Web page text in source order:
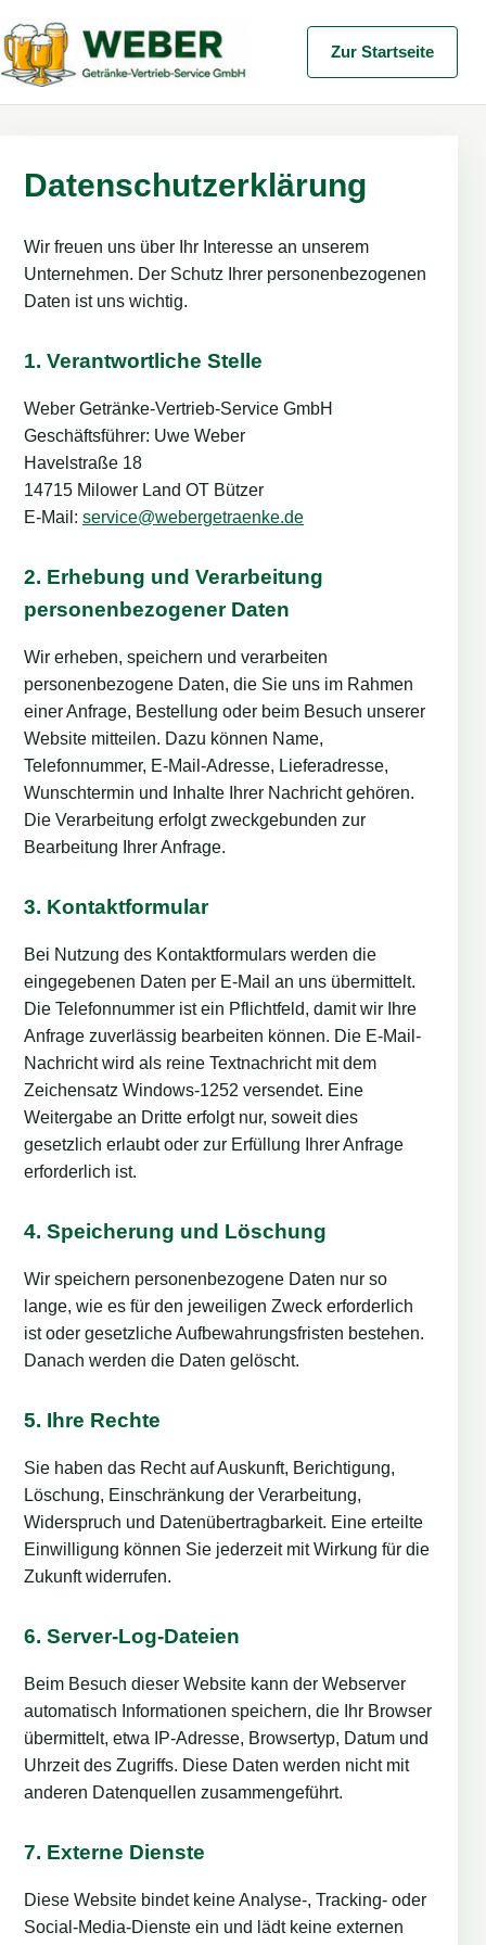
Zur Startseite
Datenschutzerklärung
Wir freuen uns über Ihr Interesse an unserem
Unternehmen. Der Schutz Ihrer personenbezogenen
Daten ist uns wichtig.
1. Verantwortliche Stelle
Weber Getränke-Vertrieb-Service GmbH
Geschäftsführer: Uwe Weber
Havelstraße 18
14715 Milower Land OT Bützer
E-Mail: service@webergetraenke.de
2. Erhebung und Verarbeitung
personenbezogener Daten
Wir erheben, speichern und verarbeiten
personenbezogene Daten, die Sie uns im Rahmen
einer Anfrage, Bestellung oder beim Besuch unserer
Website mitteilen. Dazu können Name,
Telefonnummer, E-Mail-Adresse, Lieferadresse,
Wunschtermin und Inhalte Ihrer Nachricht gehören.
Die Verarbeitung erfolgt zweckgebunden zur
Bearbeitung Ihrer Anfrage.
3. Kontaktformular
Bei Nutzung des Kontaktformulars werden die
eingegebenen Daten per E-Mail an uns übermittelt.
Die Telefonnummer ist ein Pflichtfeld, damit wir Ihre
Anfrage zuverlässig bearbeiten können. Die E-Mail-
Nachricht wird als reine Textnachricht mit dem
Zeichensatz Windows-1252 versendet. Eine
Weitergabe an Dritte erfolgt nur, soweit dies
gesetzlich erlaubt oder zur Erfüllung Ihrer Anfrage
erforderlich ist.
4. Speicherung und Löschung
Wir speichern personenbezogene Daten nur so
lange, wie es für den jeweiligen Zweck erforderlich
ist oder gesetzliche Aufbewahrungsfristen bestehen.
Danach werden die Daten gelöscht.
5. Ihre Rechte
Sie haben das Recht auf Auskunft, Berichtigung,
Löschung, Einschränkung der Verarbeitung,
Widerspruch und Datenübertragbarkeit. Eine erteilte
Einwilligung können Sie jederzeit mit Wirkung für die
Zukunft widerrufen.
6. Server-Log-Dateien
Beim Besuch dieser Website kann der Webserver
automatisch Informationen speichern, die Ihr Browser
übermittelt, etwa IP-Adresse, Browsertyp, Datum und
Uhrzeit des Zugriffs. Diese Daten werden nicht mit
anderen Datenquellen zusammengeführt.
7. Externe Dienste
Diese Website bindet keine Analyse-, Tracking- oder
Social-Media-Dienste ein und lädt keine externen